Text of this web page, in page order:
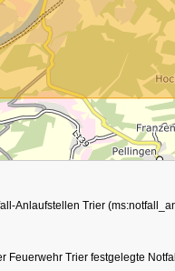
Anlaufstellen Trier
Feuerwehr Trier festgelegte